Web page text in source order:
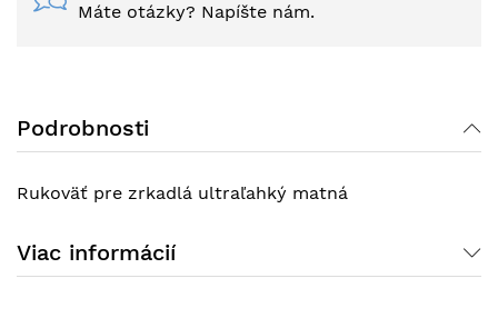
Máte otázky? Napíšte nám.
Podrobnosti
Rukoväť pre zrkadlá ultraľahký matná
Viac informácií